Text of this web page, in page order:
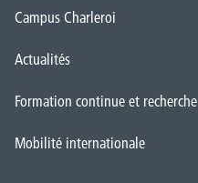
Campus Charleroi
Actualités
Formation continue et recherche
Mobilité internationale